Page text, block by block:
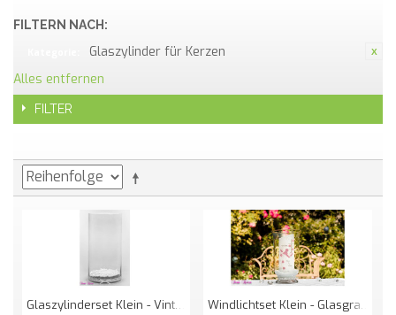
FILTERN NACH:
Glaszylinder für Kerzen
Alles entfernen
FILTER
Glaszylinderset Klein - Vintage Windlichtset Klein - Glasgranulat + Perlen